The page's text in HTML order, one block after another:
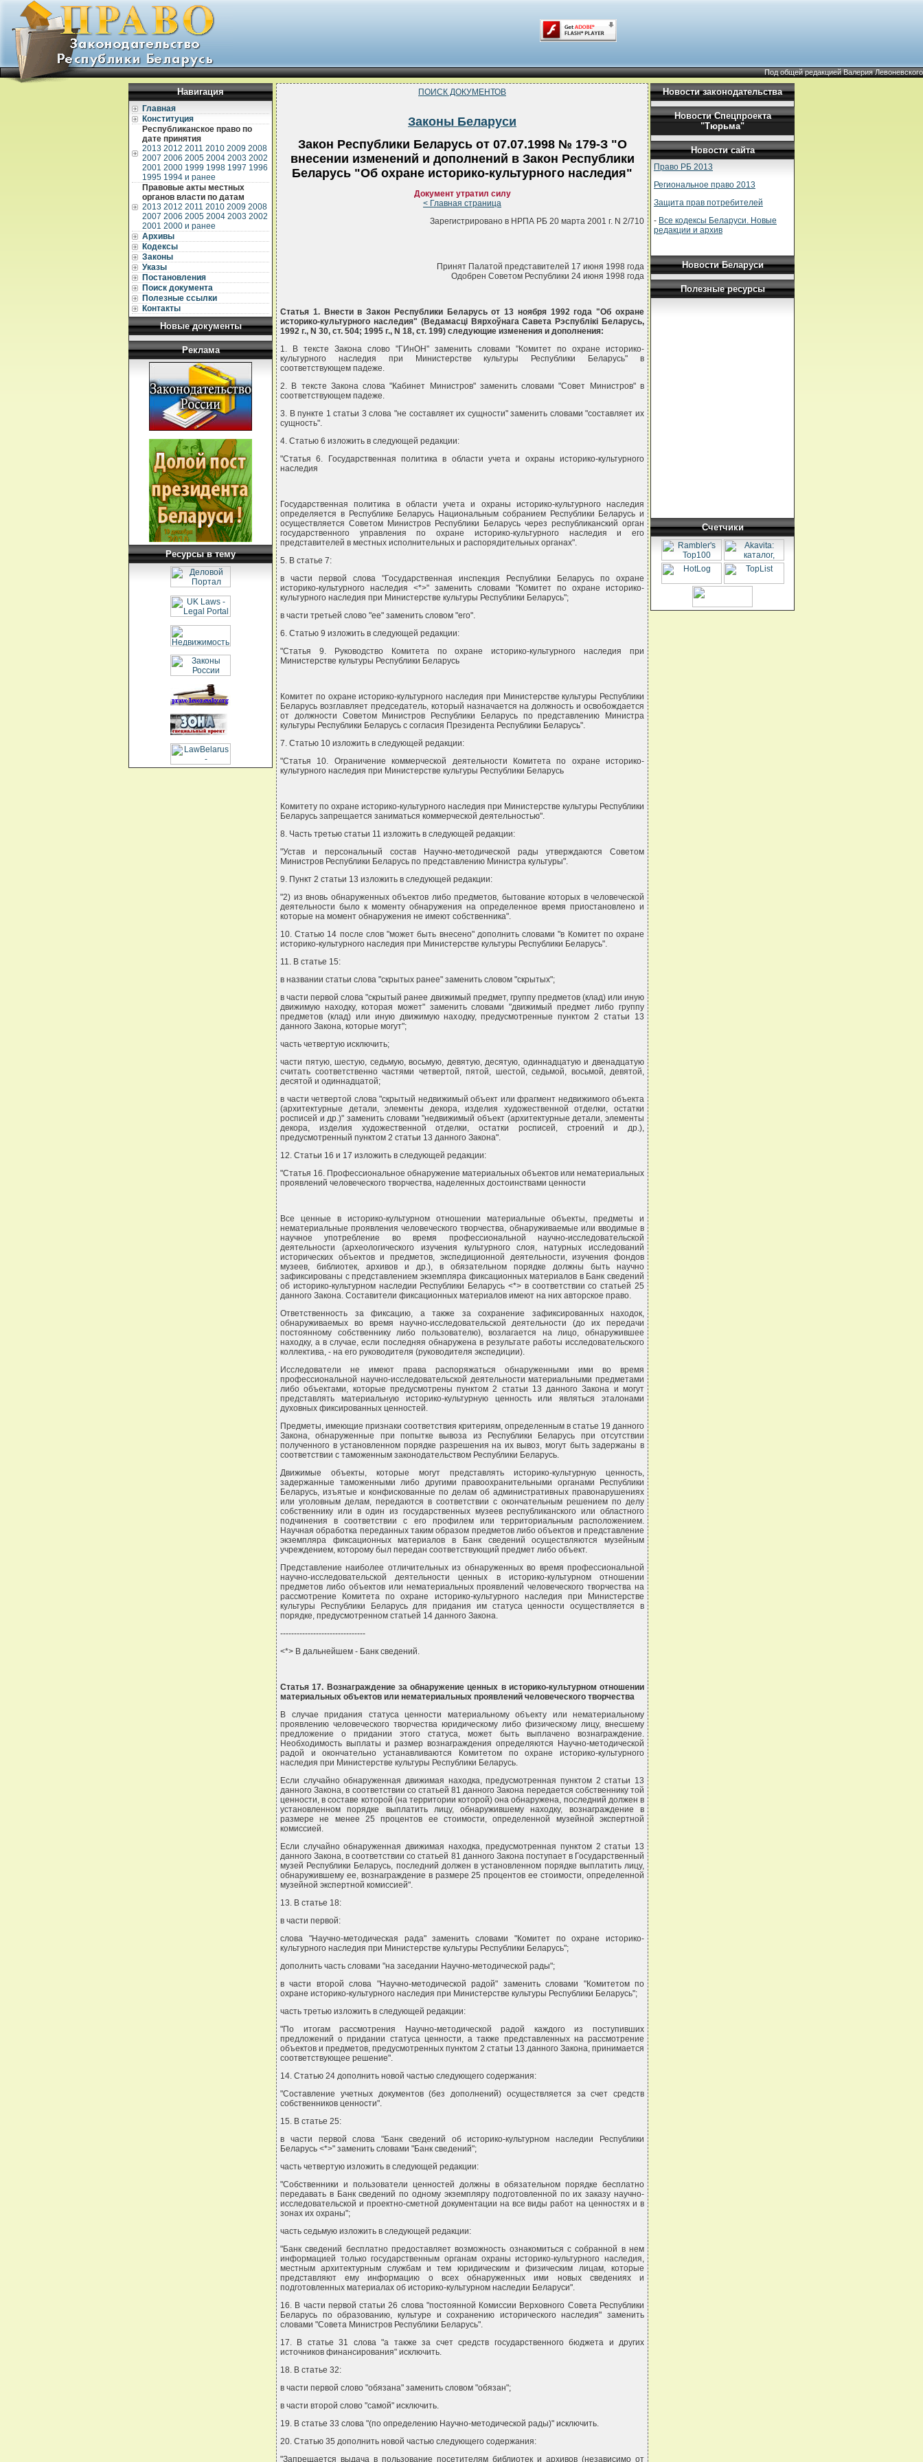
Под общей редакцией Валерия Левоневского
Навигация
Главная
Конституция
Республиканское право по
дате принятия
2013 2012 2011 2010 2009 2008
2007 2006 2005 2004 2003 2002
2001 2000 1999 1998 1997 1996
1995 1994 и ранее
Правовые акты местных
органов власти по датам
2013 2012 2011 2010 2009 2008
2007 2006 2005 2004 2003 2002
2001 2000 и ранее
Архивы
Кодексы
Законы
Указы
Постановления
Поиск документа
Полезные ссылки
Контакты
Новые документы
Реклама
Ресурсы в тему
ПОИСК ДОКУМЕНТОВ
Законы Беларуси
Закон Республики Беларусь от 07.07.1998 № 179-З "О
внесении изменений и дополнений в Закон Республики
Беларусь "Об охране историко-культурного наследия"
Документ утратил силу
< Главная страница
Зарегистрировано в НРПА РБ 20 марта 2001 г. N 2/710
Принят Палатой представителей 17 июня 1998 года
Одобрен Советом Республики 24 июня 1998 года
Статья 1. Внести в Закон Республики Беларусь от 13 ноября 1992 года "Об охране
историко-культурного наследия" (Ведамасцi Вярхоўнага Савета Рэспублiкi Беларусь,
1992 г., N 30, ст. 504; 1995 г., N 18, ст. 199) следующие изменения и дополнения:
1. В тексте Закона слово "ГИнОН" заменить словами "Комитет по охране историко-
культурного наследия при Министерстве культуры Республики Беларусь" в
соответствующем падеже.
2. В тексте Закона слова "Кабинет Министров" заменить словами "Совет Министров" в
соответствующем падеже.
3. В пункте 1 статьи 3 слова "не составляет их сущности" заменить словами "составляет их
сущность".
4. Статью 6 изложить в следующей редакции:
"Статья 6. Государственная политика в области учета и охраны историко-культурного
наследия
Государственная политика в области учета и охраны историко-культурного наследия
определяется в Республике Беларусь Национальным собранием Республики Беларусь и
осуществляется Советом Министров Республики Беларусь через республиканский орган
государственного управления по охране историко-культурного наследия и его
представителей в местных исполнительных и распорядительных органах".
5. В статье 7:
в части первой слова "Государственная инспекция Республики Беларусь по охране
историко-культурного наследия <*>" заменить словами "Комитет по охране историко-
культурного наследия при Министерстве культуры Республики Беларусь";
в части третьей слово "ее" заменить словом "его".
6. Статью 9 изложить в следующей редакции:
"Статья 9. Руководство Комитета по охране историко-культурного наследия при
Министерстве культуры Республики Беларусь
Комитет по охране историко-культурного наследия при Министерстве культуры Республики
Беларусь возглавляет председатель, который назначается на должность и освобождается
от должности Советом Министров Республики Беларусь по представлению Министра
культуры Республики Беларусь с согласия Президента Республики Беларусь".
7. Статью 10 изложить в следующей редакции:
"Статья 10. Ограничение коммерческой деятельности Комитета по охране историко-
культурного наследия при Министерстве культуры Республики Беларусь
Комитету по охране историко-культурного наследия при Министерстве культуры Республики
Беларусь запрещается заниматься коммерческой деятельностью".
8. Часть третью статьи 11 изложить в следующей редакции:
"Устав и персональный состав Научно-методической рады утверждаются Советом
Министров Республики Беларусь по представлению Министра культуры".
9. Пункт 2 статьи 13 изложить в следующей редакции:
"2) из вновь обнаруженных объектов либо предметов, бытование которых в человеческой
деятельности было к моменту обнаружения на определенное время приостановлено и
которые на момент обнаружения не имеют собственника".
10. Статью 14 после слов "может быть внесено" дополнить словами "в Комитет по охране
историко-культурного наследия при Министерстве культуры Республики Беларусь".
11. В статье 15:
в названии статьи слова "скрытых ранее" заменить словом "скрытых";
в части первой слова "скрытый ранее движимый предмет, группу предметов (клад) или иную
движимую находку, которая может" заменить словами "движимый предмет либо группу
предметов (клад) или иную движимую находку, предусмотренные пунктом 2 статьи 13
данного Закона, которые могут";
часть четвертую исключить;
части пятую, шестую, седьмую, восьмую, девятую, десятую, одиннадцатую и двенадцатую
считать соответственно частями четвертой, пятой, шестой, седьмой, восьмой, девятой,
десятой и одиннадцатой;
в части четвертой слова "скрытый недвижимый объект или фрагмент недвижимого объекта
(архитектурные детали, элементы декора, изделия художественной отделки, остатки
росписей и др.)" заменить словами "недвижимый объект (архитектурные детали, элементы
декора, изделия художественной отделки, остатки росписей, строений и др.),
предусмотренный пунктом 2 статьи 13 данного Закона".
12. Статьи 16 и 17 изложить в следующей редакции:
"Статья 16. Профессиональное обнаружение материальных объектов или нематериальных
проявлений человеческого творчества, наделенных достоинствами ценности
Все ценные в историко-культурном отношении материальные объекты, предметы и
нематериальные проявления человеческого творчества, обнаруживаемые или вводимые в
научное употребление во время профессиональной научно-исследовательской
деятельности (археологического изучения культурного слоя, натурных исследований
исторических объектов и предметов, экспедиционной деятельности, изучения фондов
музеев, библиотек, архивов и др.), в обязательном порядке должны быть научно
зафиксированы с представлением экземпляра фиксационных материалов в Банк сведений
об историко-культурном наследии Республики Беларусь <*> в соответствии со статьей 25
данного Закона. Составители фиксационных материалов имеют на них авторское право.
Ответственность за фиксацию, а также за сохранение зафиксированных находок,
обнаруживаемых во время научно-исследовательской деятельности (до их передачи
постоянному собственнику либо пользователю), возлагается на лицо, обнаружившее
находку, а в случае, если последняя обнаружена в результате работы исследовательского
коллектива, - на его руководителя (руководителя экспедиции).
Исследователи не имеют права распоряжаться обнаруженными ими во время
профессиональной научно-исследовательской деятельности материальными предметами
либо объектами, которые предусмотрены пунктом 2 статьи 13 данного Закона и могут
представлять материальную историко-культурную ценность или являться эталонами
духовных фиксированных ценностей.
Предметы, имеющие признаки соответствия критериям, определенным в статье 19 данного
Закона, обнаруженные при попытке вывоза из Республики Беларусь при отсутствии
полученного в установленном порядке разрешения на их вывоз, могут быть задержаны в
соответствии с таможенным законодательством Республики Беларусь.
Движимые объекты, которые могут представлять историко-культурную ценность,
задержанные таможенными либо другими правоохранительными органами Республики
Беларусь, изъятые и конфискованные по делам об административных правонарушениях
или уголовным делам, передаются в соответствии с окончательным решением по делу
собственнику или в один из государственных музеев республиканского или областного
подчинения в соответствии с его профилем или территориальным расположением.
Научная обработка переданных таким образом предметов либо объектов и представление
экземпляра фиксационных материалов в Банк сведений осуществляются музейным
учреждением, которому был передан соответствующий предмет либо объект.
Представление наиболее отличительных из обнаруженных во время профессиональной
научно-исследовательской деятельности ценных в историко-культурном отношении
предметов либо объектов или нематериальных проявлений человеческого творчества на
рассмотрение Комитета по охране историко-культурного наследия при Министерстве
культуры Республики Беларусь для придания им статуса ценности осуществляется в
порядке, предусмотренном статьей 14 данного Закона.
-------------------------------
<*> В дальнейшем - Банк сведений.
Статья 17. Вознаграждение за обнаружение ценных в историко-культурном отношении
материальных объектов или нематериальных проявлений человеческого творчества
В случае придания статуса ценности материальному объекту или нематериальному
проявлению человеческого творчества юридическому либо физическому лицу, внесшему
предложение о придании этого статуса, может быть выплачено вознаграждение.
Необходимость выплаты и размер вознаграждения определяются Научно-методической
радой и окончательно устанавливаются Комитетом по охране историко-культурного
наследия при Министерстве культуры Республики Беларусь.
Если случайно обнаруженная движимая находка, предусмотренная пунктом 2 статьи 13
данного Закона, в соответствии со статьей 81 данного Закона передается собственнику той
ценности, в составе которой (на территории которой) она обнаружена, последний должен в
установленном порядке выплатить лицу, обнаружившему находку, вознаграждение в
размере не менее 25 процентов ее стоимости, определенной музейной экспертной
комиссией.
Если случайно обнаруженная движимая находка, предусмотренная пунктом 2 статьи 13
данного Закона, в соответствии со статьей 81 данного Закона поступает в Государственный
музей Республики Беларусь, последний должен в установленном порядке выплатить лицу,
обнаружившему ее, вознаграждение в размере 25 процентов ее стоимости, определенной
музейной экспертной комиссией".
13. В статье 18:
в части первой:
слова "Научно-методическая рада" заменить словами "Комитет по охране историко-
культурного наследия при Министерстве культуры Республики Беларусь";
дополнить часть словами "на заседании Научно-методической рады";
в части второй слова "Научно-методической радой" заменить словами "Комитетом по
охране историко-культурного наследия при Министерстве культуры Республики Беларусь";
часть третью изложить в следующей редакции:
"По итогам рассмотрения Научно-методической радой каждого из поступивших
предложений о придании статуса ценности, а также представленных на рассмотрение
объектов и предметов, предусмотренных пунктом 2 статьи 13 данного Закона, принимается
соответствующее решение".
14. Статью 24 дополнить новой частью следующего содержания:
"Составление учетных документов (без дополнений) осуществляется за счет средств
собственников ценности".
15. В статье 25:
в части первой слова "Банк сведений об историко-культурном наследии Республики
Беларусь <*>" заменить словами "Банк сведений";
часть четвертую изложить в следующей редакции:
"Собственники и пользователи ценностей должны в обязательном порядке бесплатно
передавать в Банк сведений по одному экземпляру подготовленной по их заказу научно-
исследовательской и проектно-сметной документации на все виды работ на ценностях и в
зонах их охраны";
часть седьмую изложить в следующей редакции:
"Банк сведений бесплатно предоставляет возможность ознакомиться с собранной в нем
информацией только государственным органам охраны историко-культурного наследия,
местным архитектурным службам и тем юридическим и физическим лицам, которые
представляют ему информацию о всех обнаруженных ими новых сведениях и
подготовленных материалах об историко-культурном наследии Беларуси".
16. В части первой статьи 26 слова "постоянной Комиссии Верховного Совета Республики
Беларусь по образованию, культуре и сохранению исторического наследия" заменить
словами "Совета Министров Республики Беларусь".
17. В статье 31 слова "а также за счет средств государственного бюджета и других
источников финансирования" исключить.
18. В статье 32:
в части первой слово "обязана" заменить словом "обязан";
в части второй слово "самой" исключить.
19. В статье 33 слова "(по определению Научно-методической рады)" исключить.
20. Статью 35 дополнить новой частью следующего содержания:
"Запрещается выдача в пользование посетителям библиотек и архивов (независимо от
Новости законодательства
Новости Спецпроекта
"Тюрьма"
Новости сайта
Право РБ 2013
Региональное право 2013
Защита прав потребителей
- Все кодексы Беларуси. Новые
редакции и архив
Новости Беларуси
Полезные ресурсы
Счетчики